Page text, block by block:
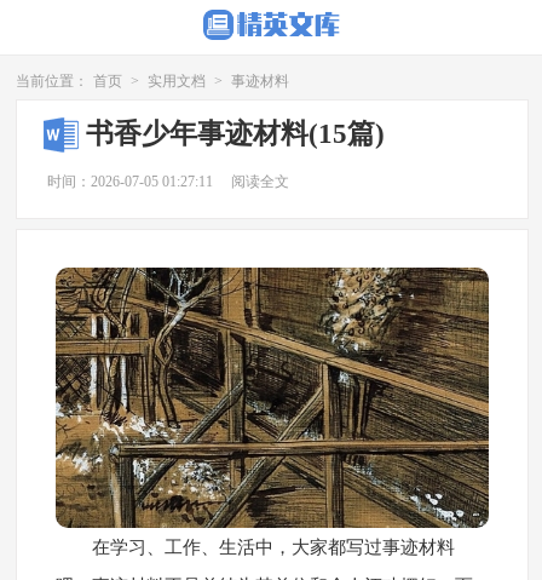
当前位置： 首页 > 实用文档 > 事迹材料
书香少年事迹材料(15篇)
时间：2026-07-05 01:27:11 阅读全文
在学习、工作、生活中，大家都写过事迹材料